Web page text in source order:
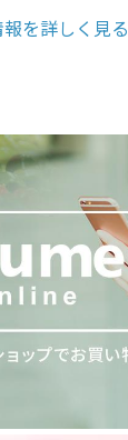
を詳しく見る